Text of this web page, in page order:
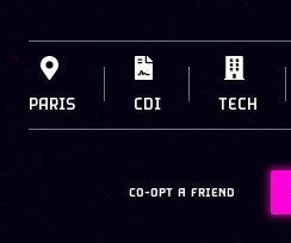
PARIS CDI TECH
CO-OPT A FRIEND